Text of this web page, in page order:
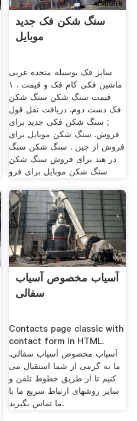
سنگ شکن فک جدید
موبایل
سایز فک بوسیله متحده عربی
ماشین فکی کام فک و قیمت . ۱
قیمت سنگ شکن سنگ شکن
فک دست دوم. دریافت نقل قول
; سنگ شکن فکی جدید برای
فروش. سنگ شکن موبایل برای
فروش از چین . سنگ شکن سنگ
در هند برای فروش سنگ شکن
سنگ شکن موبایل برای فرو
آسیاب مخصوص آسیاب
سفالی
Contacts page classic with
contact form in HTML.
آسیاب مخصوص آسیاب سفالی.
ما به گرمی از شما استقبال می
کنیم تا از طریق خطوط تلفن و
سایر روشهای ارتباط سریع ما با
ما تماس بگیرید.